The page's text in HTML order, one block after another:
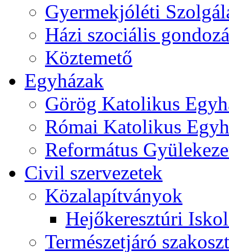
Gyermekjóléti
Házi szociális
Köztemető
Egyházak
Görög Katolikus
Római Katolikus
Református
Civil szervezetek
Közalapítványok
Hejőkeresztúri
Természetjáró